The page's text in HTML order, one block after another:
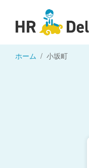
ホーム 小坂町